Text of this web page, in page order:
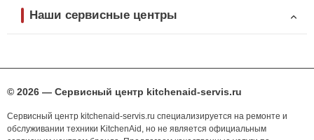
Наши сервисные центры
© 2026 — Сервисный центр kitchenaid-servis.ru
Сервисный центр kitchenaid-servis.ru специализируется на ремонте и
обслуживании техники KitchenAid, но не является официальным